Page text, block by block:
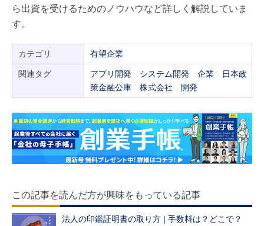
ら出資を受けるためのノウハウなど詳しく解説していま
す。
カテゴリ 有望企業
関連タグ アプリ開発 システム開発 企業
日本政
策金融公庫
株式会社 開発
この記事を読んだ方が興味をもっている記事
法人の印鑑証明書の取り方 | 手数料は？どこで？